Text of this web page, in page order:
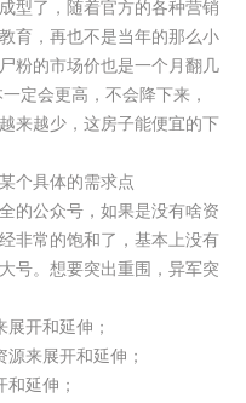
了，随着官方的各种营销
育，再也不是当年的那么小
粉的市场价也是一个月翻几
定会更高，不会降下来，
来越少，这房子能便宜的下
个具体的需求点
公众号，如果是没有啥资
非常的饱和了，基本上没有
号。想要突出重围，异军突
开和延伸；
来展开和延伸；
延伸；